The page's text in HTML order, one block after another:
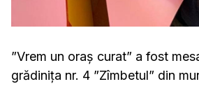
”Vrem un oraș curat” a fost
grădinița nr. 4 ”Zîmbetul” din